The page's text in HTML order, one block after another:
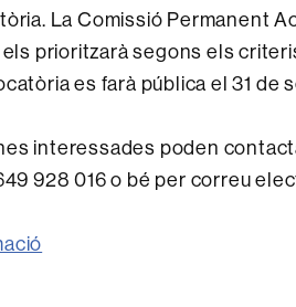
La Comissió Permanent
prioritzarà segons els
es farà pública el 31 de
interessades poden
928 016o bé per correu